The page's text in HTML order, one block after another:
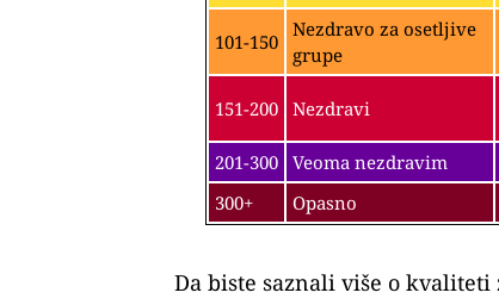
101-150
Nezdravo za osetljive
grupe
151-200 Nezdravi
201-300 Veoma nezdravim
300+
Opasno
Da biste saznali više o